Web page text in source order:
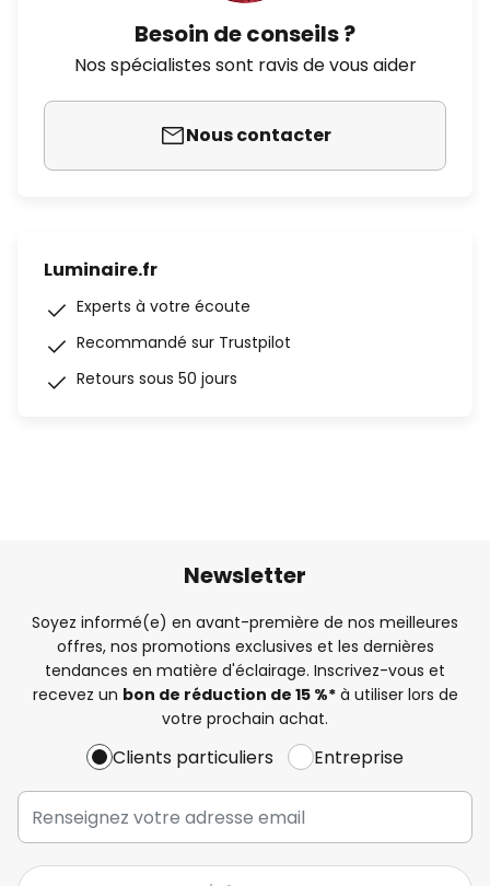
Besoin de conseils ?
Nos spécialistes sont ravis de vous aider
Nous contacter
Luminaire.fr
Experts à votre écoute
Recommandé sur Trustpilot
Retours sous 50 jours
Newsletter
Soyez informé(e) en avant-première de nos meilleures
offres, nos promotions exclusives et les dernières
tendances en matière d'éclairage. Inscrivez-vous et
recevez un bon de réduction de 15 %*à utiliser lors de
votre prochain achat.
Clients particuliers Entreprise